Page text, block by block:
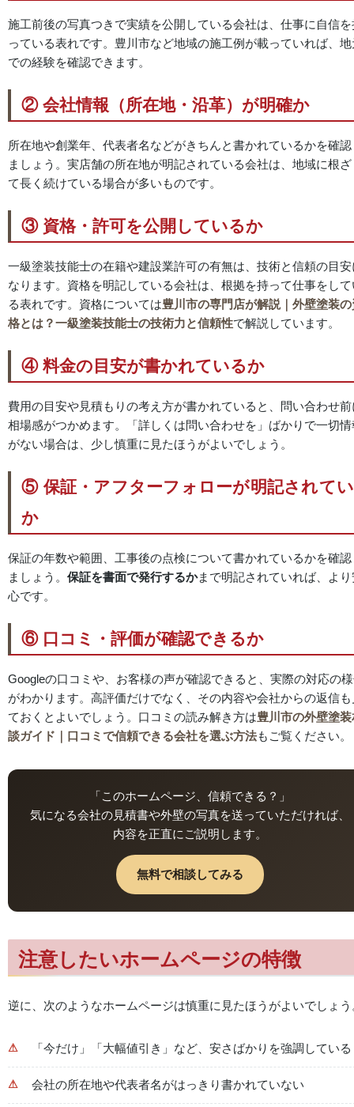
施工前後の写真つきで実績を公開している会社は、仕事に自信を
っている表れです。豊川市など地域の施工例が載っていれば、地
での経験を確認できます。
② 会社情報（所在地・沿革）が明確か
所在地や創業年、代表者名などがきちんと書かれているかを確認
ましょう。実店舗の所在地が明記されている会社は、地域に根ざ
て長く続けている場合が多いものです。
③ 資格・許可を公開しているか
一級塗装技能士の在籍や建設業許可の有無は、技術と信頼の目安
なります。資格を明記している会社は、根拠を持って仕事をして
る表れです。資格については豊川市の専門店が解説｜外壁塗装の
格とは？一級塗装技能士の技術力と信頼性で解説しています。
④ 料金の目安が書かれているか
費用の目安や見積もりの考え方が書かれていると、問い合わせ前
相場感がつかめます。「詳しくは問い合わせを」ばかりで一切情
がない場合は、少し慎重に見たほうがよいでしょう。
⑤ 保証・アフターフォローが明記されて
か
保証の年数や範囲、工事後の点検について書かれているかを確認
ましょう。 保証を書面で発行するかまで明記されていれば、より
心です。
⑥ 口コミ・評価が確認できるか
Googleの口コミや、お客様の声が確認できると、実際の対応の
がわかります。高評価だけでなく、その内容や会社からの返信も
ておくとよいでしょう。口コミの読み解き方は豊川市の外壁塗装
談ガイド｜口コミで信頼できる会社を選ぶ方法もご覧ください。
「このホームページ、信頼できる？」
気になる会社の見積書や外壁の写真を送っていただければ、
内容を正直にご説明します。
無料で相談してみる
注意したいホームページの特徴
逆に、次のようなホームページは慎重に見たほうがよいでしょう
「今だけ」「大幅値引き」など、安さばかりを強調している
会社の所在地や代表者名がはっきり書かれていない